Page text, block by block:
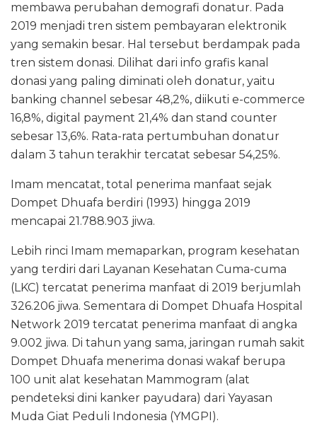
membawa perubahan demografi donatur. Pada
2019 menjadi tren sistem pembayaran elektronik
yang semakin besar. Hal tersebut berdampak pada
tren sistem donasi. Dilihat dari info grafis kanal
donasi yang paling diminati oleh donatur, yaitu
banking channel sebesar 48,2%, diikuti e-commerce
16,8%, digital payment 21,4% dan stand counter
sebesar 13,6%. Rata-rata pertumbuhan donatur
dalam 3 tahun terakhir tercatat sebesar 54,25%.
Imam mencatat, total penerima manfaat sejak
Dompet Dhuafa berdiri (1993) hingga 2019
mencapai 21.788.903 jiwa.
Lebih rinci Imam memaparkan, program kesehatan
yang terdiri dari Layanan Kesehatan Cuma-cuma
(LKC) tercatat penerima manfaat di 2019 berjumlah
326.206 jiwa. Sementara di Dompet Dhuafa Hospital
Network 2019 tercatat penerima manfaat di angka
9.002 jiwa. Di tahun yang sama, jaringan rumah sakit
Dompet Dhuafa menerima donasi wakaf berupa
100 unit alat kesehatan Mammogram (alat
pendeteksi dini kanker payudara) dari Yayasan
Muda Giat Peduli Indonesia (YMGPI).